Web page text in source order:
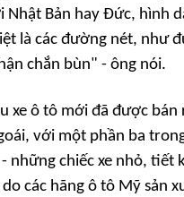
Nhật Bản hay Đức, hình
là các đường nét, như
chắn bùn" - ông nói.
xe ô tô mới đã được bán
với một phần ba
những chiếc xe nhỏ, tiết
các hãng ô tô Mỹ sản